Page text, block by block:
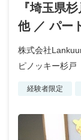
『埼玉県
他 ／ パー
株式会社
ピノッキー杉戸
経験者限定